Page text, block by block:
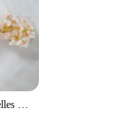
Guirxiété de Fleurs Artificielles Sakura de 180cm, Arche de Mariage, Toile de Fond de Jardin, Décoration de ixà Domicile, Plantes de Vigne